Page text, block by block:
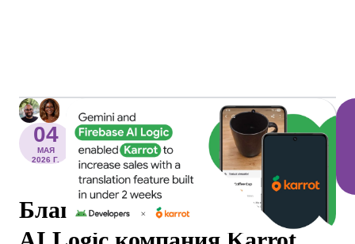
04
МАЯ
2026 Г.
Благодаря Gemini и Firebase